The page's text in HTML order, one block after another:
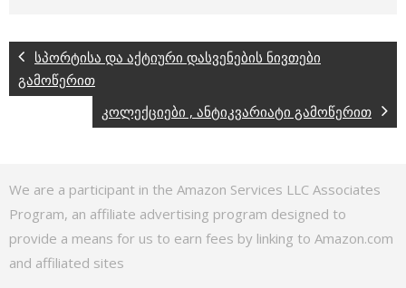
სპორტისა და აქტიური დასვენების ნივთები
გამოწერით
კოლექციები , ანტიკვარიატი გამოწერით
We are a participant in the Amazon Services LLC Associates
Program, an affiliate advertising program designed to
provide a means for us to earn fees by linking to Amazon.com
and affiliated sites